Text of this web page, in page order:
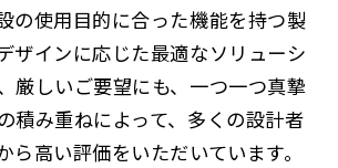
の使用目的に合った機能を持つ製
ザインに応じた最適なソリューシ
厳しいご要望にも、一つ一つ真摯
積み重ねによって、多くの設計者
ら高い評価をいただいています。